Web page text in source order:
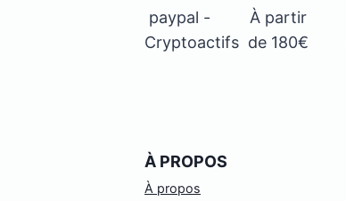
paypal -
Cryptoactifs
À partir
de 180€
À PROPOS
À propos